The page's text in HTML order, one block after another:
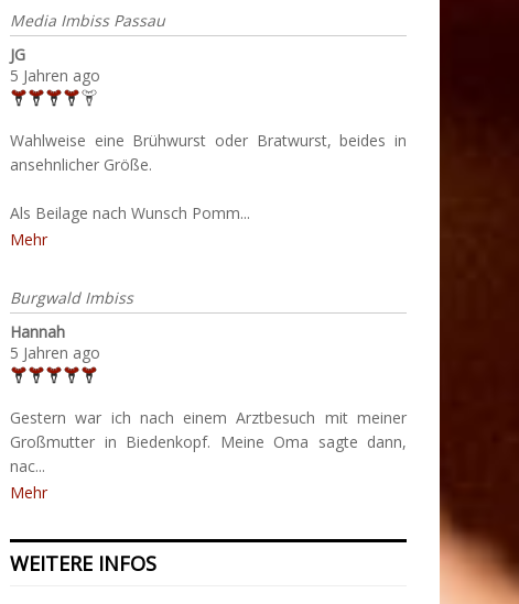
Media Imbiss Passau
JG
5 Jahren ago
Wahlweise eine Brühwurst oder Bratwurst, beides in
ansehnlicher Größe.
Als Beilage nach Wunsch Pomm...
Mehr
Burgwald Imbiss
Hannah
5 Jahren ago
Gestern war ich nach einem Arztbesuch mit meiner
Großmutter in Biedenkopf. Meine Oma sagte dann,
nac...
Mehr
WEITERE INFOS